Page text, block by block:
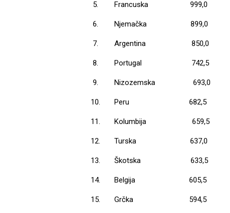
5. Francuska 999,0
6. Njemačka 899,0
7. Argentina 850,0
8. Portugal 742,5
9. Nizozemska 693,0
10. Peru 682,5
11. Kolumbija 659,5
12. Turska 637,0
13. Škotska 633,5
14. Belgija 605,5
15. Grčka 594,5